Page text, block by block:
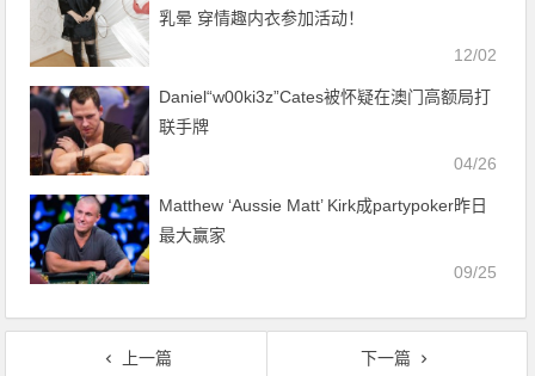
乳晕 穿情趣内衣参加活动！
12/02
Daniel“w00ki3z”Cates被怀疑在澳门高额局打
联手牌
04/26
Matthew ‘Aussie Matt’ Kirk成partypoker昨日
最大赢家
09/25
上一篇
下一篇